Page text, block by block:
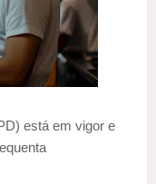
está em vigor e